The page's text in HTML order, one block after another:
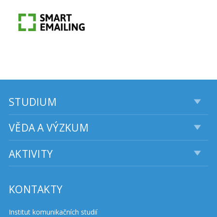
STUDIUM
VĚDA A VÝZKUM
AKTIVITY
KONTAKTY
Institut komunikačních studií